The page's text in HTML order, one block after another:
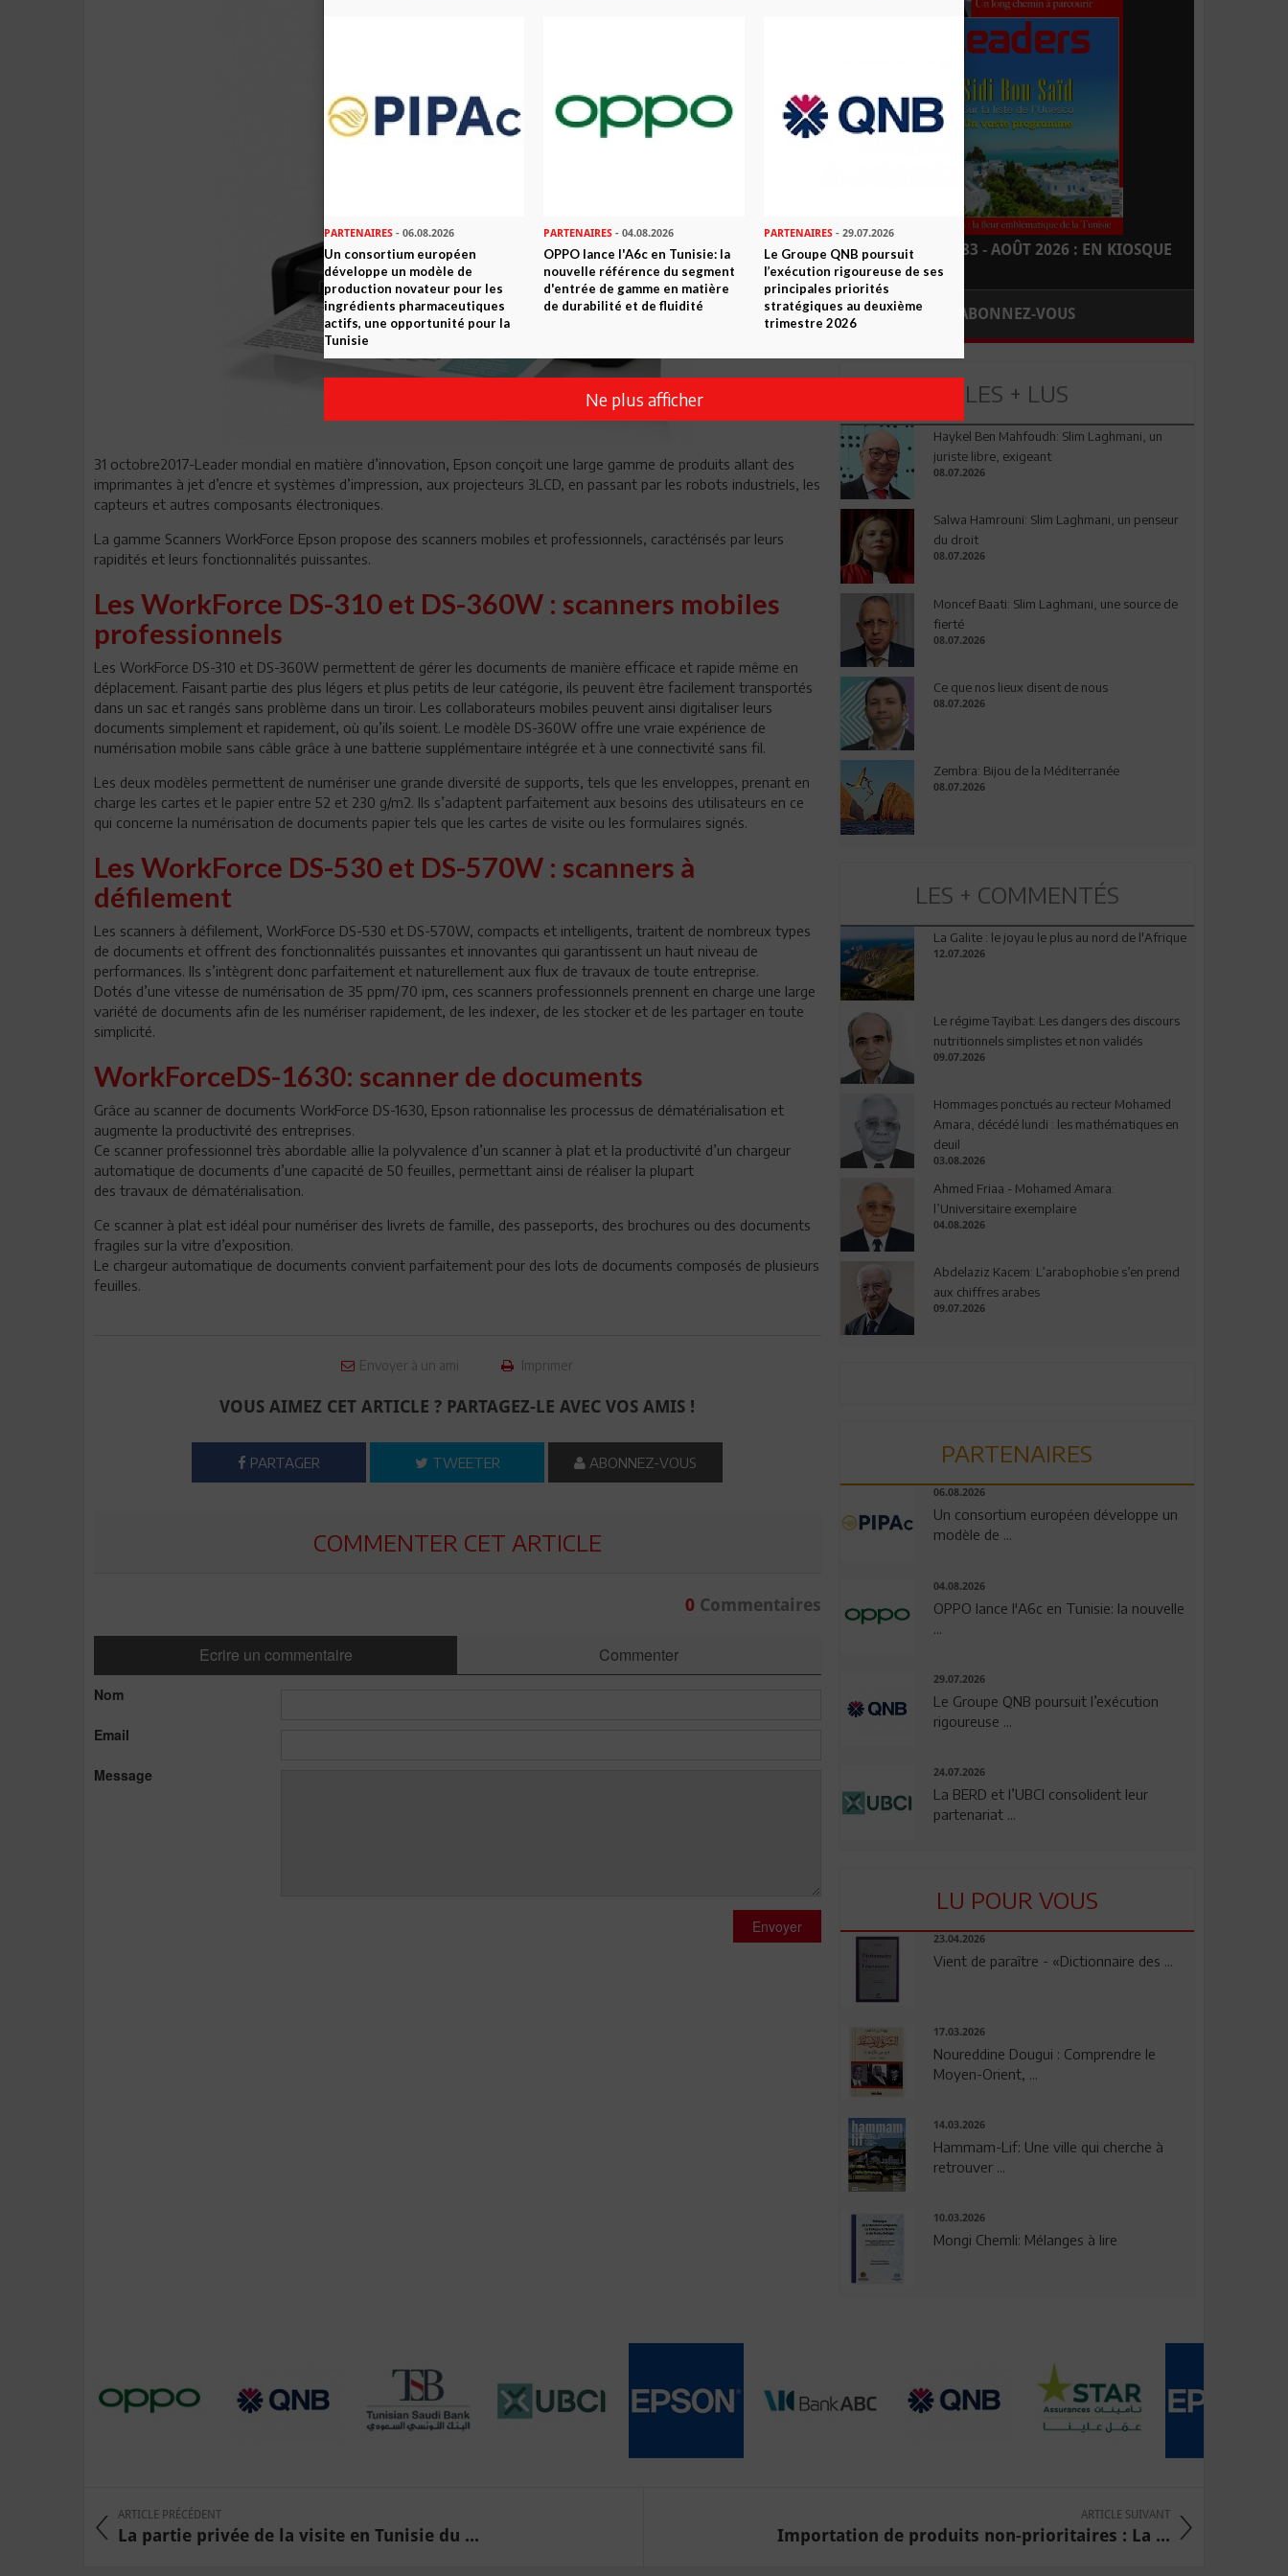
31 octobre2017-Leader mondial en matière d’innovation, Epson conçoit une large gamme de produits allant des
imprimantes à jet d’encre et systèmes d’impression, aux projecteurs 3LCD, en passant par les robots industriels, les
capteurs et autres composants électroniques.
La gamme Scanners WorkForce Epson propose des scanners mobiles et professionnels, caractérisés par leurs
rapidités et leurs fonctionnalités puissantes.
Les WorkForce DS-310 et DS-360W : scanners mobiles
professionnels
Les WorkForce DS-310 et DS-360W permettent de gérer les documents de manière efficace et rapide même en
déplacement. Faisant partie des plus légers et plus petits de leur catégorie, ils peuvent être facilement transportés
dans un sac et rangés sans problème dans un tiroir. Les collaborateurs mobiles peuvent ainsi digitaliser leurs
documents simplement et rapidement, où qu’ils soient. Le modèle DS-360W offre une vraie expérience de
numérisation mobile sans câble grâce à une batterie supplémentaire intégrée et à une connectivité sans fil.
Les deux modèles permettent de numériser une grande diversité de supports, tels que les enveloppes, prenant en
charge les cartes et le papier entre 52 et 230 g/m2. Ils s’adaptent parfaitement aux besoins des utilisateurs en ce
qui concerne la numérisation de documents papier tels que les cartes de visite ou les formulaires signés.
Les WorkForce DS-530 et DS-570W : scanners à
défilement
Les scanners à défilement, WorkForce DS-530 et DS-570W, compacts et intelligents, traitent de nombreux types
de documents et offrent des fonctionnalités puissantes et innovantes qui garantissent un haut niveau de
performances. Ils s’intègrent donc parfaitement et naturellement aux flux de travaux de toute entreprise.
Dotés d’une vitesse de numérisation de 35 ppm/70 ipm, ces scanners professionnels prennent en charge une large
variété de documents afin de les numériser rapidement, de les indexer, de les stocker et de les partager en toute
simplicité.
WorkForceDS-1630: scanner de documents
Grâce au scanner de documents WorkForce DS-1630, Epson rationnalise les processus de dématérialisation et
augmente la productivité des entreprises.
Ce scanner professionnel très abordable allie la polyvalence d’un scanner à plat et la productivité d’un chargeur
automatique de documents d’une capacité de 50 feuilles, permettant ainsi de réaliser la plupart
des travaux de dématérialisation.
Ce scanner à plat est idéal pour numériser des livrets de famille, des passeports, des brochures ou des documents
fragiles sur la vitre d’exposition.
Le chargeur automatique de documents convient parfaitement pour des lots de documents composés de plusieurs
feuilles.
Envoyer à un ami Imprimer
VOUS AIMEZ CET ARTICLE ? PARTAGEZ-LE AVEC VOS AMIS !
PARTAGER TWEETER ABONNEZ-VOUS
COMMENTER CET ARTICLE
0Commentaires
Ecrire un commentaire Commenter
Nom
Email
Message
Envoyer
LEADERS N° 183 - AOÛT 2026 : EN KIOSQUE
ABONNEZ-VOUS
LES + LUS
Haykel Ben Mahfoudh: Slim Laghmani, un
juriste libre, exigeant
08.07.2026
Salwa Hamrouni: Slim Laghmani, un penseur
du droit
08.07.2026
Moncef Baati: Slim Laghmani, une source de
fierté
08.07.2026
Ce que nos lieux disent de nous
08.07.2026
Zembra: Bijou de la Méditerranée
08.07.2026
LES + COMMENTÉS
La Galite : le joyau le plus au nord de l'Afrique
12.07.2026
Le régime Tayibat: Les dangers des discours
nutritionnels simplistes et non validés
09.07.2026
Hommages ponctués au recteur Mohamed
Amara, décédé lundi : les mathématiques en
deuil
03.08.2026
Ahmed Friaa - Mohamed Amara:
l’Universitaire exemplaire
04.08.2026
Abdelaziz Kacem: L’arabophobie s’en prend
aux chiffres arabes
09.07.2026
PARTENAIRES
06.08.2026
Un consortium européen développe un
modèle de ...
04.08.2026
OPPO lance l'A6c en Tunisie: la nouvelle
29.07.2026
Le Groupe QNB poursuit l’exécution
rigoureuse ...
24.07.2026
La BERD et l’UBCI consolident leur
partenariat ...
LU POUR VOUS
23.04.2026
Vient de paraître - «Dictionnaire des ...
17.03.2026
Noureddine Dougui : Comprendre le
Moyen-Orient, ...
14.03.2026
Hammam-Lif: Une ville qui cherche à
retrouver ...
10.03.2026
Mongi Chemli: Mélanges à lire
ARTICLE PRÉCÉDENT
La partie privée de la visite en Tunisie du ...
ARTICLE SUIVANT
Importation de produits non-prioritaires : La ...
PARTENAIRES - 06.08.2026
Un consortium européen
développe un modèle de
production novateur pour les
ingrédients pharmaceutiques
actifs, une opportunité pour la
Tunisie
PARTENAIRES - 04.08.2026
OPPO lance l'A6c en Tunisie: la
nouvelle référence du segment
d'entrée de gamme en matière
de durabilité et de fluidité
PARTENAIRES- 29.07.2026
Le Groupe QNB poursuit
l’exécution rigoureuse de ses
principales priorités
stratégiques au deuxième
trimestre 2026
Ne plus afficher